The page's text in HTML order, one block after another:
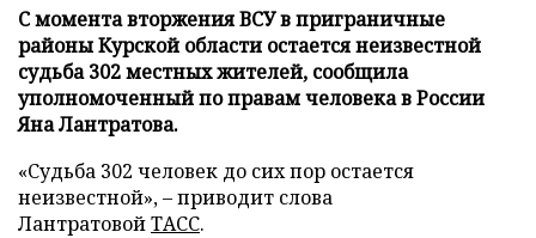
С момента вторжения ВСУ в приграничные
районы Курской области остается неизвестной
судьба 302 местных жителей, сообщила
уполномоченный по правам человека в России
Яна Лантратова.
«Судьба 302 человек до сих пор остается
неизвестной», – приводит слова
ЛантратовойТАСС.